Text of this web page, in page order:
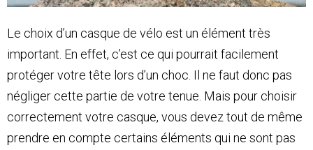
Le choix d’un casque de vélo est un élément très
important. En effet, c’est ce qui pourrait facilement
protéger votre tête lors d’un choc. Il ne faut donc pas
négliger cette partie de votre tenue. Mais pour choisir
correctement votre casque, vous devez tout de même
prendre en compte certains éléments qui ne sont pas